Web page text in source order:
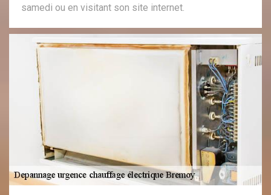
samedi ou en visitant son site internet.